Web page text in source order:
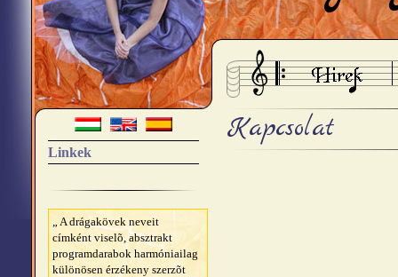
Linkek
„ A drágakövek neveit
címként viselõ, absztrakt
programdarabok harmóniailag
különösen érzékeny szerzõt
Kapcsolat